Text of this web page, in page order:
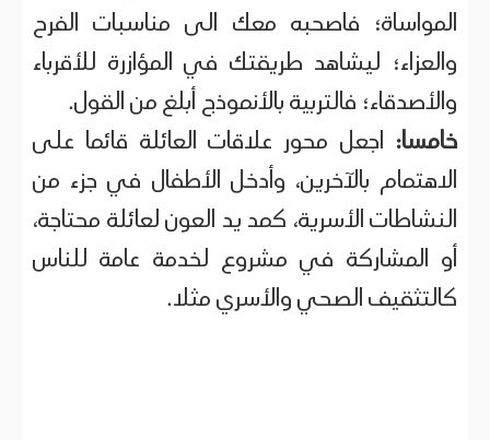
المواساة؛ فاصحبه معك الى مناسبات الفرح
والعزاء؛ ليشاهد طريقتك في المؤازرة للأقرباء
والأصدقاء؛ فالتربية بالأنموذج أبلغ من القول.
خامسا: اجعل محور علاقات العائلة قائما على
الاهتمام بالآخرين، وأدخل الأطفال في جزء من
النشاطات الأسرية، كمد يد العون لعائلة محتاجة،
أو المشاركة في مشروع لخدمة عامة للناس
كالتثقيف الصحي والأسري مثلا.